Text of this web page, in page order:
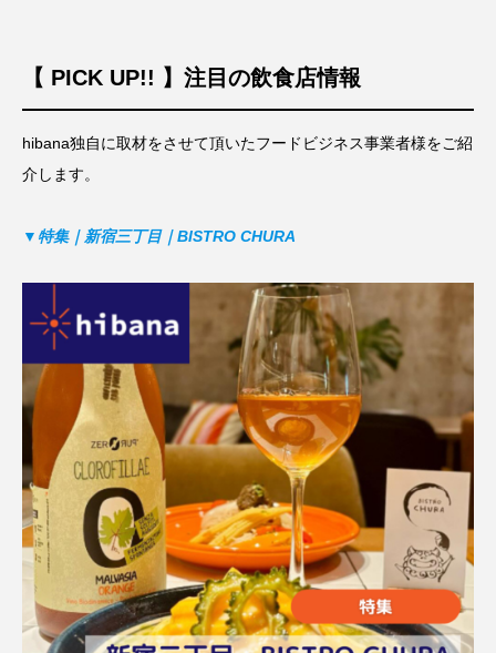
【 PICK UP!! 】注目の飲食店情報
hibana独自に取材をさせて頂いたフードビジネス事業者様をご紹
介します。
▼特集｜新宿三丁目｜BISTRO CHURA